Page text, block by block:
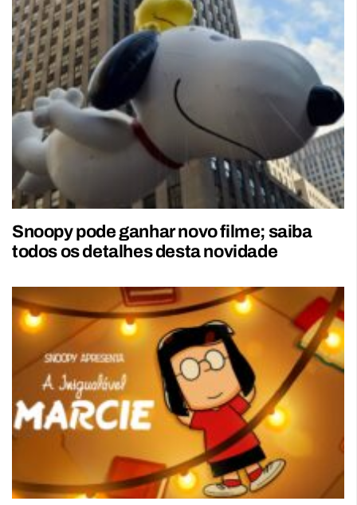
Snoopy pode ganhar novo filme; saiba
todos os detalhes desta novidade